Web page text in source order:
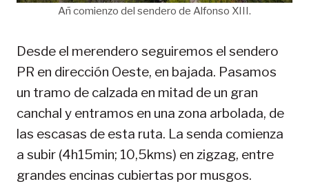
Añ comienzo del sendero de Alfonso XIII.
Desde el merendero seguiremos el sendero
PR en dirección Oeste, en bajada. Pasamos
un tramo de calzada en mitad de un gran
canchal y entramos en una zona arbolada, de
las escasas de esta ruta. La senda comienza
a subir (4h15min; 10,5kms) en zigzag, entre
grandes encinas cubiertas por musgos.